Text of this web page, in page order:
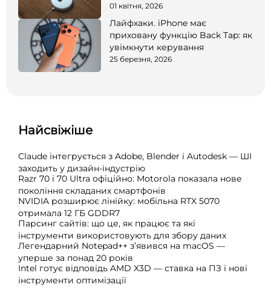
01 квітня, 2026
Лайфхаки. iPhone має
приховану функцію Back Tap: як
увімкнути керування
25 березня, 2026
Найсвіжіше
Claude інтегрується з Adobe, Blender і Autodesk — ШІ
заходить у дизайн-індустрію
Razr 70 і 70 Ultra офіційно: Motorola показала нове
покоління складаних смартфонів
NVIDIA розширює лінійку: мобільна RTX 5070
отримала 12 ГБ GDDR7
Парсинг сайтів: що це, як працює та які
інструменти використовують для збору даних
Легендарний Notepad++ з’явився на macOS —
уперше за понад 20 років
Intel готує відповідь AMD X3D — ставка на ПЗ і нові
інструменти оптимізації